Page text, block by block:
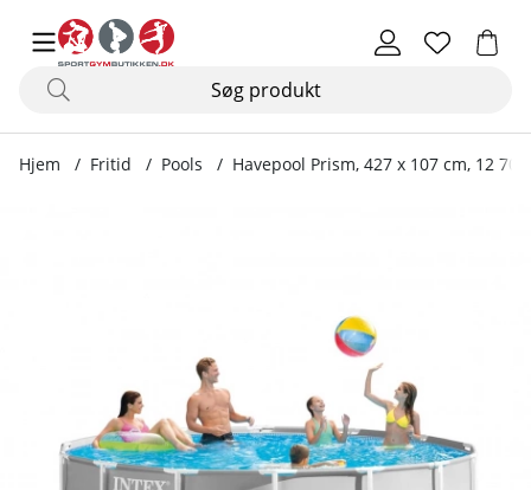
Hjem Fritid Pools Havepool Prism, 427 x 107 cm, 12 706